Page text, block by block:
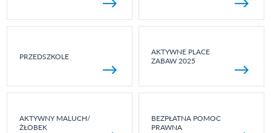
PRZEDSZKOLE
AKTYWNE PLACE
ZABAW 2025
AKTYWNY MALUCH/
ŻŁOBEK
BEZPŁATNA POMOC
PRAWNA